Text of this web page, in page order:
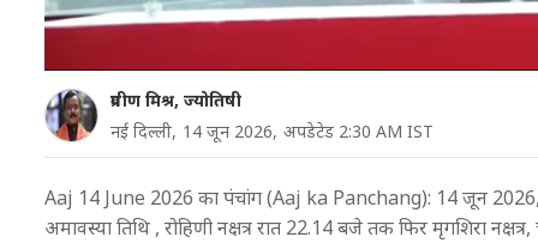
प्रवीण मिश्र, ज्योतिषी
नई दिल्ली, 14 जून 2026, अपडेटेड 2:30 AM IST
Aaj 14 June 2026 का पंचांग (Aaj ka Panchang): 14 जून 2026,
अमावस्या तिथि , रोहिणी नक्षत्र रात 22.14 बजे तक फिर मृगशिरा